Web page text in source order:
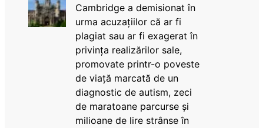
Cambridge a demisionat în
urma acuzațiilor că ar fi
plagiat sau ar fi exagerat în
privința realizărilor sale,
promovate printr-o poveste
de viață marcată de un
diagnostic de autism, zeci
de maratoane parcurse și
milioane de lire strânse în